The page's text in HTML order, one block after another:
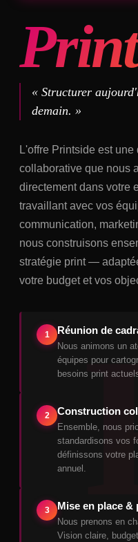
« Structurer
demain. »
L'offre Printside est une
collaborative que nous
directement dans votre
travaillant avec vos
communication,
nous construisons
stratégie print —
votre budget et vos
1 Réunion de
Nous animons un
équipes pour
besoins print
2 Construction
Ensemble, nous
standardisons vos
définissons votre
annuel.
3 Mise en place &
Nous prenons en
Vision claire,